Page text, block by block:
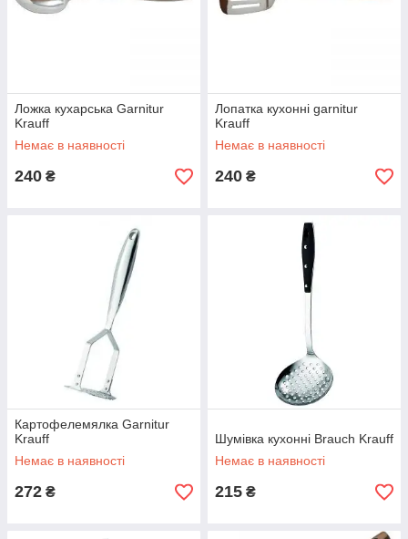
Ложка кухарська Garnitur
Krauff
Немає в наявності
240 ₴
Лопатка кухонні garnitur
Krauff
Немає в наявності
240 ₴
Картофелемялка Garnitur
Krauff
Немає в наявності
272 ₴
Шумівка кухонні Brauch Krauff
Немає в наявності
215 ₴